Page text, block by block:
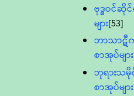
ဗုဒ္ဓဝင်ဆို
များ[53]
ဘာသာဋီ
စာအုပ်များ
ဘုရားသမို
စာအုပ်များ